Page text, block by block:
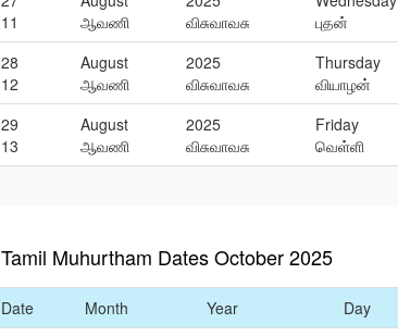
11
ஆவணி
விசுவாவசு
புதன்
28
12
August
ஆவணி
2025
விசுவாவசு
Thursday
வியாழன்
29
13
August
ஆவணி
2025
விசுவாவசு
Friday
வெள்ளி
Tamil Muhurtham Dates October 2025
Date Month Year Day